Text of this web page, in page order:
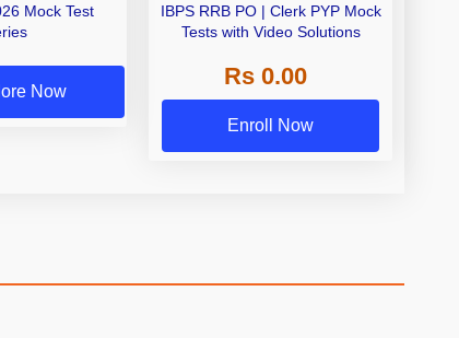
Mock Test
Now
IBPS RRB PO | Clerk PYP Mock
Tests with Video Solutions
Rs 0.00
Enroll Now